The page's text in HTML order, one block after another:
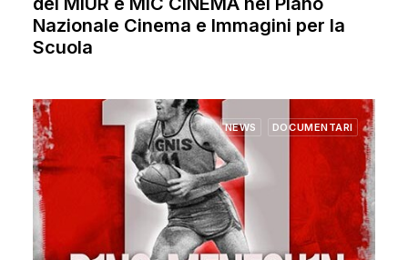
Nazionale Cinema e Immagini per la
Scuola
NEWS DOCUMENTARI